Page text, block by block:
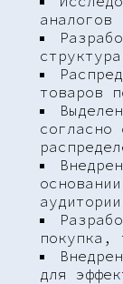
аналогов
товаров
согласно
покупка,
для